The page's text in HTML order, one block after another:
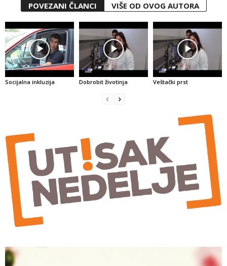
POVEZANI ČLANCI VIŠE OD OVOG AUTORA
Socijalna inkluzija Dobrobit životinja Veštački prst